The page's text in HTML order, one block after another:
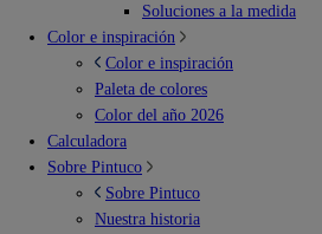
Soluciones a la medida
Color e inspiración
Color e inspiración
Paleta de colores
Color del año 2026
Calculadora
Sobre Pintuco
Sobre Pintuco
Nuestra historia